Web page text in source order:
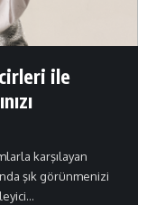
ile
karşılayan
şık görünmenizi
…